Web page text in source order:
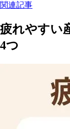
関連記事
疲れやすい
4つ